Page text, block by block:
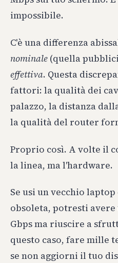
impossibile.
C'è una differenza
nominale (quella
effettiva. Questa
fattori: la qualità dei
palazzo, la distanza
la qualità del router
Proprio così. A volte il
la linea, ma l'hardware.
Se usi un vecchio
obsoleta, potresti avere
Gbps ma riuscire a
questo caso, fare mille
se non aggiorni il tuo